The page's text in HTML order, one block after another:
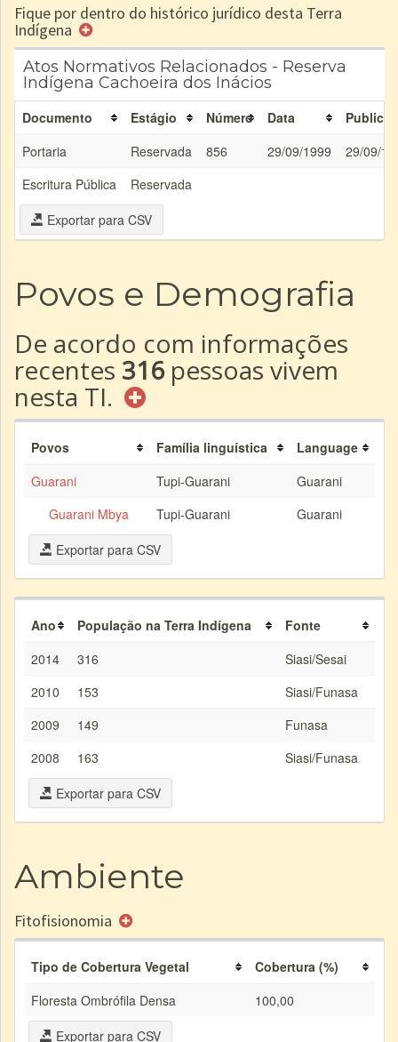
Fique por dentro do histórico jurídico desta Terra
Indígena
Atos Normativos Relacionados - Reserva
Indígena Cachoeira dos Inácios
Documento Estágio Número Data
Portaria
Reservada 856 29/09/1999
29/09/
Escritura Pública
Reservada
Exportar para CSV
Povos e Demografia
De acordo com informações
recentes 316 pessoas vivem
nesta TI.
Povos Família linguística
Language
Guarani
Tupi-Guarani
Guarani
Guarani Mbya
Tupi-Guarani
Guarani
Exportar para CSV
Ano População na Terra Indígena
Fonte
2014
316
Siasi/Sesai
2010
153
Siasi/Funasa
2009
149
Funasa
2008
163
Siasi/Funasa
Exportar para CSV
Ambiente
Fitofisionomia
Tipo de Cobertura Vegetal
Cobertura (%)
Floresta Ombrófila Densa
100,00
Exportar para CSV